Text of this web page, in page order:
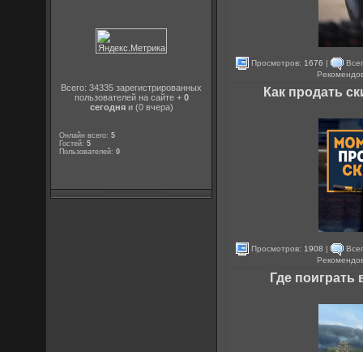
Всего: 34335 зарегистрированных
пользователей на сайте + 0
сегодняи (0 вчера)
Онлайн всего:5
Гостей:5
Пользователей:0
Просмотров: 1676 |
Как продать
Просмотров: 1908 |
Где